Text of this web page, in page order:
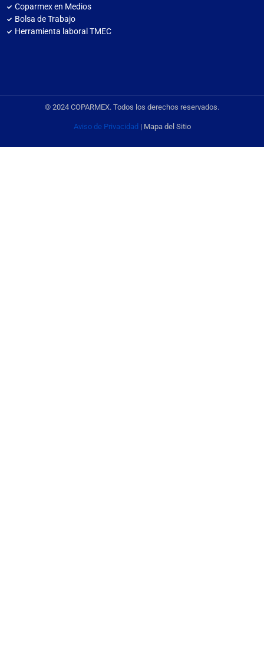
Coparmex en Medios
Bolsa de Trabajo
Herramienta laboral TMEC
© 2024 COPARMEX. Todos los derechos reservados.
Aviso de Privacidad | Mapa del Sitio